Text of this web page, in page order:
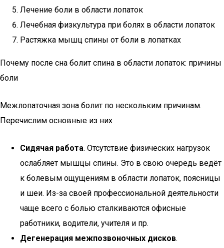
Лечение боли в области лопаток
Лечебная физкультура при болях в области лопаток
Растяжка мышц спины от боли в лопатках
Почему после сна болит спина в области лопаток: причины
боли
Межлопаточная зона болит по нескольким причинам.
Перечислим основные из них
Сидячая работа. Отсутствие физических нагрузок
ослабляет мышцы спины. Это в свою очередь ведёт
к болевым ощущениям в области лопаток, поясницы
и шеи. Из-за своей профессиональной деятельности
чаще всего с болью сталкиваются офисные
работники, водители, учителя и пр.
Дегенерация межпозвоночных дисков.